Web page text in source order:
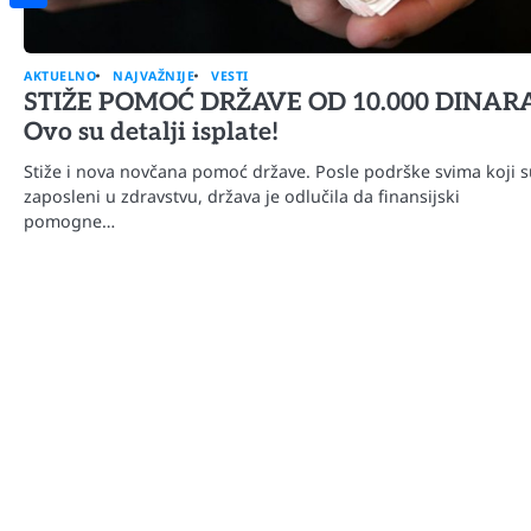
AKTUELNO NAJVAŽNIJE VESTI
STIŽE POMOĆ DRŽAVE OD 10.000
Ovo su detalji isplate!
Stiže i nova novčana pomoć države. Posle podrške svima koji
zaposleni u zdravstvu, država je odlučila da finansijski
pomogne…